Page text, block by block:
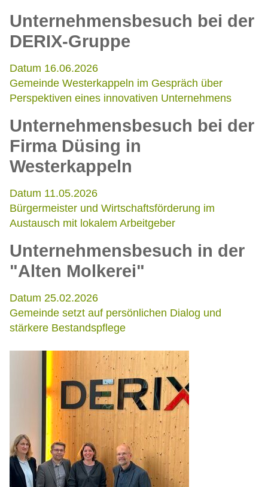
Unternehmensbesuch bei der
DERIX-Gruppe
Datum 16.06.2026
Gemeinde Westerkappeln im Gespräch über
Perspektiven eines innovativen Unternehmens
Unternehmensbesuch bei der
Firma Düsing in
Westerkappeln
Datum 11.05.2026
Bürgermeister und Wirtschaftsförderung im
Austausch mit lokalem Arbeitgeber
Unternehmensbesuch in der
"Alten Molkerei"
Datum 25.02.2026
Gemeinde setzt auf persönlichen Dialog und
stärkere Bestandspflege